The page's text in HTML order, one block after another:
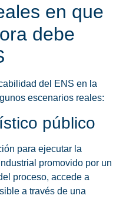
en que
debe
del ENS en la
escenarios reales:
público
para ejecutar la
promovido por un
proceso, accede a
a través de una